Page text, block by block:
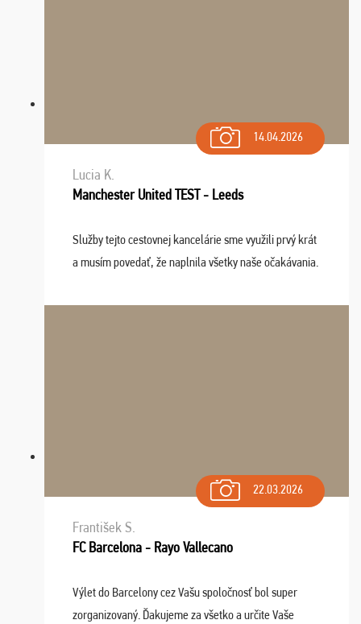
14.04.2026
Lucia K.
Manchester United TEST - Leeds
Služby tejto cestovnej kancelárie sme využili prvý krát
a musím povedať, že naplnila všetky naše očakávania.
dispozícii nonstop (milí, profesionálni ...
22.03.2026
František S.
FC Barcelona - Rayo Vallecano
Výlet do Barcelony cez Vašu spoločnosť bol super
zorganizovaný. Ďakujeme za všetko a určite Vaše